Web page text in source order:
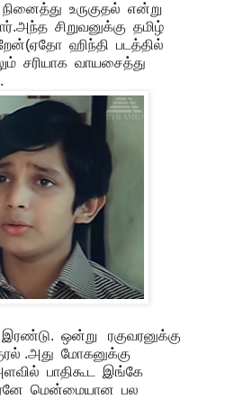
உருகுதல் என்று
சிறுவனுக்கு தமிழ்
ஹிந்தி படத்தில்
சரியாக வாயசைத்து
ஒன்று ரகுவரனுக்கு
.அது மோகனுக்கு
பாதிகூட இங்கே
மென்மையான பல